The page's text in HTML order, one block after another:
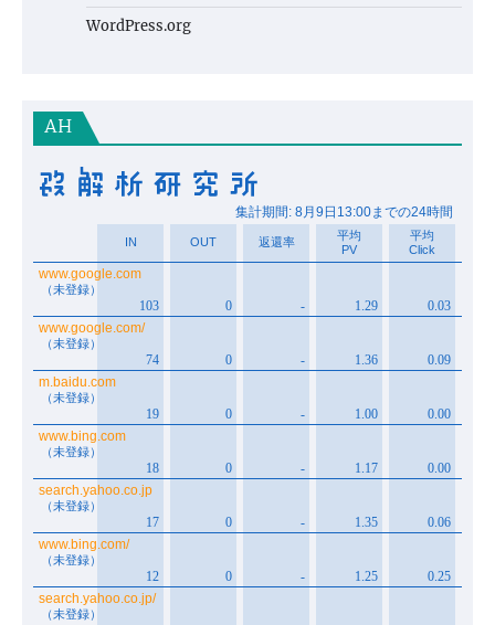
WordPress.org
AH